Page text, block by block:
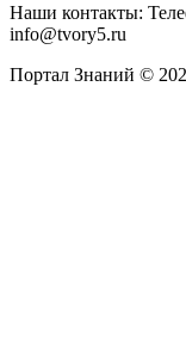
Наши контакты:
info@tvory5.ru
Портал Знаний ©